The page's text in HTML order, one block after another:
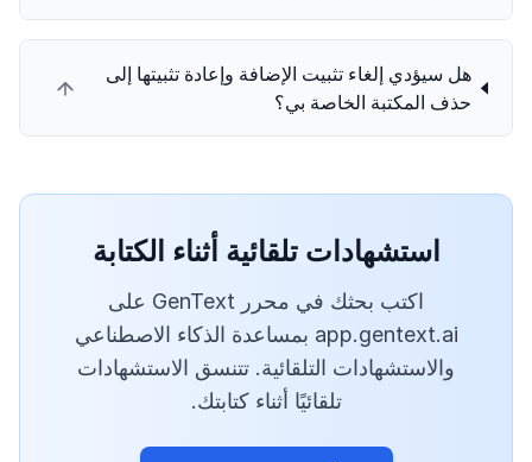
هل سيؤدي إلغاء تثبيت الإضافة وإعادة تثبيتها إلى
حذف المكتبة الخاصة بي؟
استشهادات تلقائية أثناء الكتابة
اكتب بحثك في محرر GenText على
app.gentext.ai بمساعدة الذكاء الاصطناعي
والاستشهادات التلقائية. تتنسق الاستشهادات
تلقائيًا أثناء كتابتك.